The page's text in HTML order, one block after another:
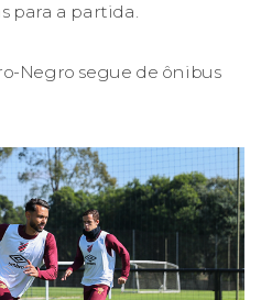
para a partida.
Negro segue de ônibus